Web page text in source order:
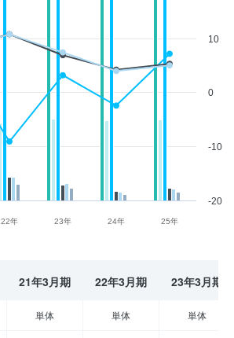
22年 23年 24年 25年
-20
-10
0
10
21年3月期 22年3月期 23年3月期
単体 単体 単体